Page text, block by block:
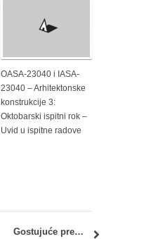
OASA-23040 i IASA-
23040 – Arhitektonske
konstrukcije 3:
Oktobarski ispitni rok –
Uvid u ispitne radove
Gostujuće predavanje: “Unfolding Urban Heritage Conservation As Community-Led Local Development” – dr Elena Bataljini (Elena Battaglini)